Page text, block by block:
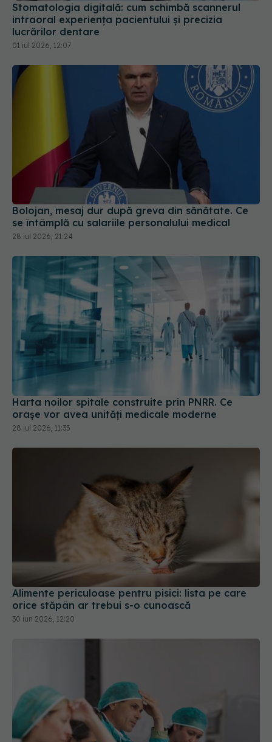
Stomatologia digitală: cum schimbă scannerul
intraoral experiența pacientului și precizia
lucrărilor dentare
01 iul 2026, 12:07
Bolojan, mesaj dur după greva din sănătate. Ce
se întâmplă cu salariile personalului medical
28 iul 2026, 21:24
Harta noilor spitale construite prin PNRR. Ce
orașe vor avea unități medicale moderne
28 iul 2026, 11:33
Alimente periculoase pentru pisici: lista pe care
orice stăpân ar trebui s-o cunoască
30 iun 2026, 12:20